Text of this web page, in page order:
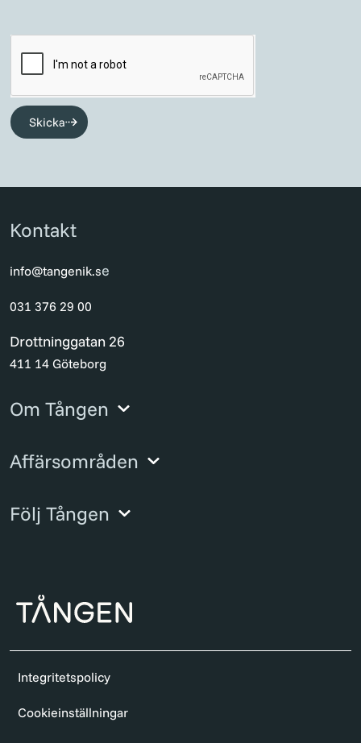
Skicka
Kontakt
info@tangenik.se
031 376 29 00
Drottninggatan 26
411 14 Göteborg
Om Tången
Affärsområden
Följ Tången
Integritetspolicy
Cookieinställningar